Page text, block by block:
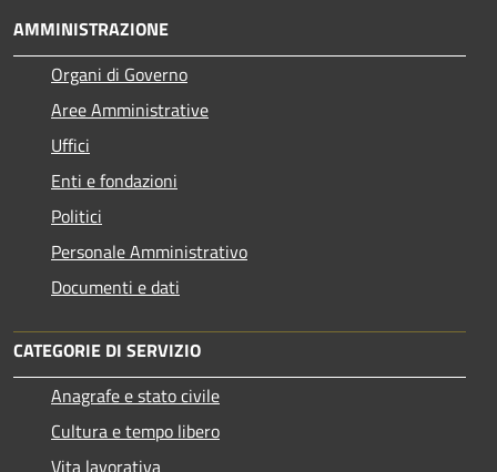
AMMINISTRAZIONE
Organi di Governo
Aree Amministrative
Uffici
Enti e fondazioni
Politici
Personale Amministrativo
Documenti e dati
CATEGORIE DI SERVIZIO
Anagrafe e stato civile
Cultura e tempo libero
Vita lavorativa